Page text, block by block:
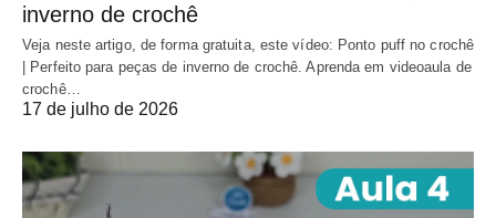
inverno de crochê
Veja neste artigo, de forma gratuita, este vídeo: Ponto puff no crochê
| Perfeito para peças de inverno de crochê. Aprenda em videoaula de
crochê…
17 de julho de 2026